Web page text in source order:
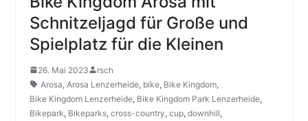
Schnitzeljagd für Große und
Spielplatz für die Kleinen
26. Mai 2023
rsch
Arosa, Arosa Lenzerheide, bike, Bike Kingdom,
Bike Kingdom Lenzerheide, Bike Kingdom Park Lenzerheide,
Bikepark, Bikeparks, cross-country, cup, downhill,